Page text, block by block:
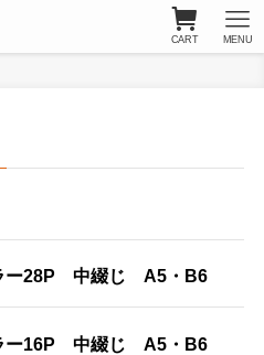
CART MENU
ー28P 中綴じ A5・B6
ー16P 中綴じ A5・B6